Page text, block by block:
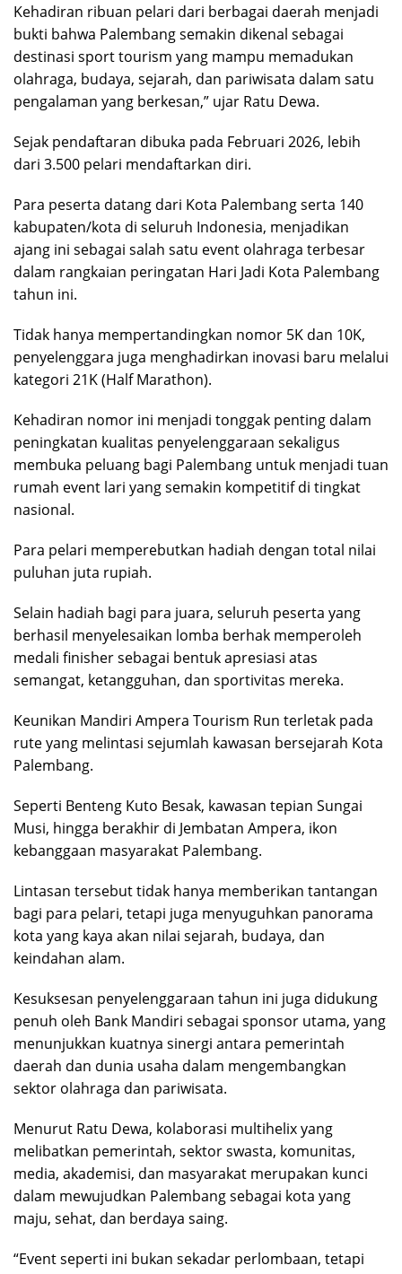
Kehadiran ribuan pelari dari berbagai daerah menjadi
bukti bahwa Palembang semakin dikenal sebagai
destinasi sport tourism yang mampu memadukan
olahraga, budaya, sejarah, dan pariwisata dalam satu
pengalaman yang berkesan,” ujar Ratu Dewa.
Sejak pendaftaran dibuka pada Februari 2026, lebih
dari 3.500 pelari mendaftarkan diri.
Para peserta datang dari Kota Palembang serta 140
kabupaten/kota di seluruh Indonesia, menjadikan
ajang ini sebagai salah satu event olahraga terbesar
dalam rangkaian peringatan Hari Jadi Kota Palembang
tahun ini.
Tidak hanya mempertandingkan nomor 5K dan 10K,
penyelenggara juga menghadirkan inovasi baru melalui
kategori 21K (Half Marathon).
Kehadiran nomor ini menjadi tonggak penting dalam
peningkatan kualitas penyelenggaraan sekaligus
membuka peluang bagi Palembang untuk menjadi tuan
rumah event lari yang semakin kompetitif di tingkat
nasional.
Para pelari memperebutkan hadiah dengan total nilai
puluhan juta rupiah.
Selain hadiah bagi para juara, seluruh peserta yang
berhasil menyelesaikan lomba berhak memperoleh
medali finisher sebagai bentuk apresiasi atas
semangat, ketangguhan, dan sportivitas mereka.
Keunikan Mandiri Ampera Tourism Run terletak pada
rute yang melintasi sejumlah kawasan bersejarah Kota
Palembang.
Seperti Benteng Kuto Besak, kawasan tepian Sungai
Musi, hingga berakhir di Jembatan Ampera, ikon
kebanggaan masyarakat Palembang.
Lintasan tersebut tidak hanya memberikan tantangan
bagi para pelari, tetapi juga menyuguhkan panorama
kota yang kaya akan nilai sejarah, budaya, dan
keindahan alam.
Kesuksesan penyelenggaraan tahun ini juga didukung
penuh oleh Bank Mandiri sebagai sponsor utama, yang
menunjukkan kuatnya sinergi antara pemerintah
daerah dan dunia usaha dalam mengembangkan
sektor olahraga dan pariwisata.
Menurut Ratu Dewa, kolaborasi multihelix yang
melibatkan pemerintah, sektor swasta, komunitas,
media, akademisi, dan masyarakat merupakan kunci
dalam mewujudkan Palembang sebagai kota yang
maju, sehat, dan berdaya saing.
“Event seperti ini bukan sekadar perlombaan, tetapi